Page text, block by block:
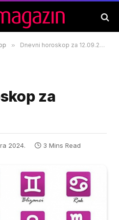
» Dnevni horoskop za 12.09.2024.
za
2024. 3 Mins Read